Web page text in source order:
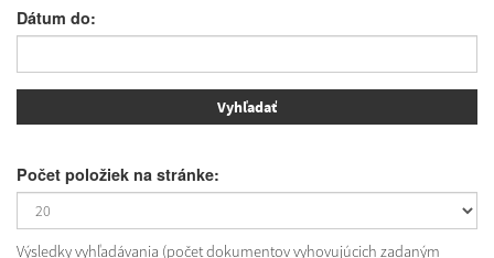
Dátum do:
Počet položiek na stránke:
Výsledky vyhľadávania (počet dokumentov vyhovujúcich zadaným